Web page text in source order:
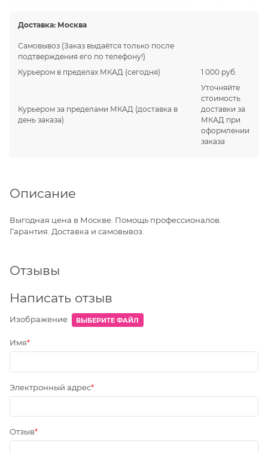
Доставка: Москва
Самовывоз (Заказ выдаётся только после
подтверждения его по телефону!)
Курьером в пределах МКАД (сегодня) 1 000 руб.
Курьером за пределами МКАД (доставка в
день заказа)
Уточняйте
стоимость
доставки за
МКАД при
оформлении
заказа
Описание
Выгодная цена в Москве. Помощь профессионалов.
Гарантия. Доставка и самовывоз.
Отзывы
Написать отзыв
Изображение ВЫБЕРИТЕ ФАЙЛ
Имя
Электронный адрес
Отзыв